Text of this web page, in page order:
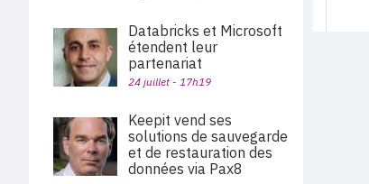
Databricks et Microsoft
étendent leur
partenariat
24 juillet - 17h19
Keepit vend ses
solutions de sauvegarde
et de restauration des
données via Pax8